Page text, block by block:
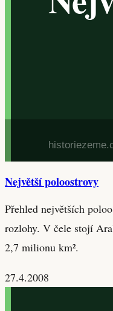
Největší poloostrovy
Přehled největších
rozlohy. V čele stojí
2,7 milionu km².
27.4.2008